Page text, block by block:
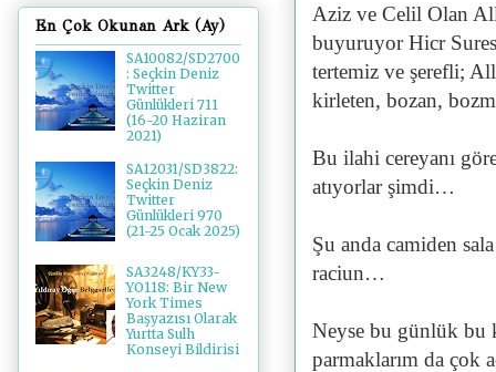
Aziz ve Celil Olan
buyuruyor Hicr
tertemiz ve şerefli;
kirleten, bozan,
Bu ilahi cereyanı
atıyorlar şimdi…
Şu anda camiden
raciun…
Neyse bu günlük bu
parmaklarım da çok
En Çok Okunan Ark (Ay)
SA10082/SD2700
: Seçkin Deniz
Twitter
Günlükleri 711
(16-20 Haziran
2021)
SA12031/SD3822:
Seçkin Deniz
Twitter
Günlükleri 970
(21-25 Ocak 2025)
SA3248/KY33-
YO118: Bir New
York Times
Başyazısı Olarak
Yurtta Sulh
Konseyi Bildirisi